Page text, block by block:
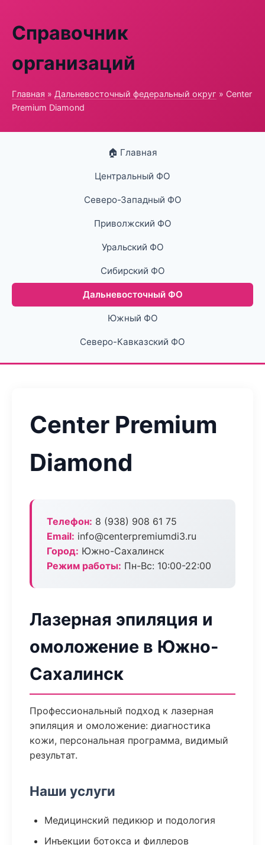
Справочник
организаций
Главная » Дальневосточный федеральный округ » Center
Premium Diamond
🏠 Главная
Центральный ФО
Северо-Западный ФО
Приволжский ФО
Уральский ФО
Сибирский ФО
Дальневосточный ФО
Южный ФО
Северо-Кавказский ФО
Center Premium
Diamond
Телефон: 8 (938) 908 61 75
Email: info@centerpremiumdi3.ru
Город: Южно-Сахалинск
Режим работы: Пн-Вс: 10:00-22:00
Лазерная эпиляция и
омоложение в Южно-
Сахалинск
Профессиональный подход к лазерная
эпиляция и омоложение: диагностика
кожи, персональная программа, видимый
результат.
Наши услуги
Медицинский педикюр и подология
Инъекции ботокса и филлеров